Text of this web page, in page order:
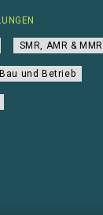
SMR, AMR & MMR
Bau und Betrieb